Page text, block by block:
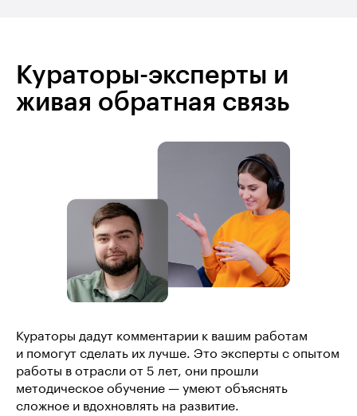
Кураторы-эксперты и
живая обратная связь
Кураторы дадут комментарии к вашим работам
и помогут сделать их лучше. Это эксперты с опытом
работы в отрасли от 5 лет, они прошли
методическое обучение — умеют объяснять
сложное и вдохновлять на развитие.